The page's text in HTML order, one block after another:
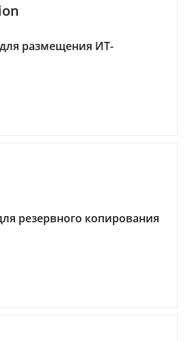
размещения ИТ-
резервного копирования